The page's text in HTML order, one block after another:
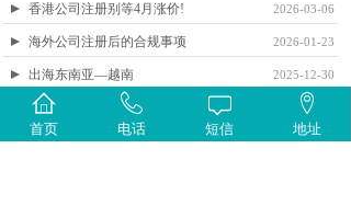
香港公司注册别等4月涨价! 2026-03-06
海外公司注册后的合规事项 2026-01-23
出海东南亚—越南 2025-12-30
海外上市公司的热门选择：开 2025-12-19
首页 电话 短信 地址